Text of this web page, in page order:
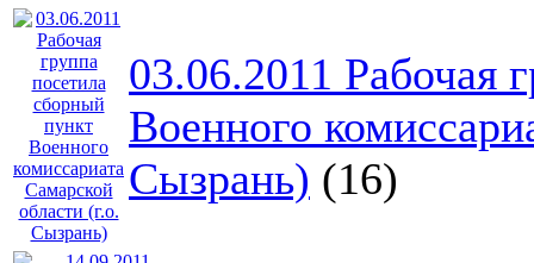
03.06.2011 Рабочая
Военного
Сызрань) (16)